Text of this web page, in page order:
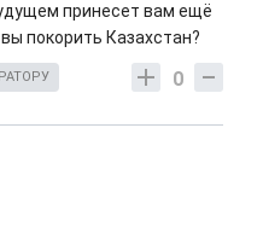
принесет вам ещё
покорить Казахстан?
0